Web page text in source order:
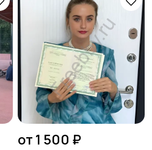
от 1 500 ₽